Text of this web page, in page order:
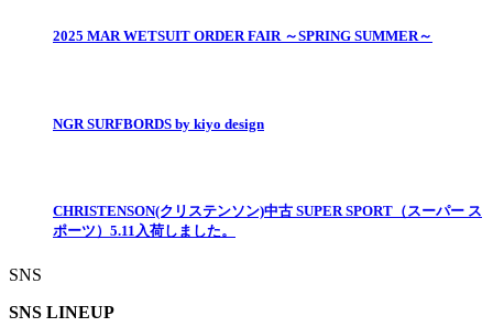
2025 MAR WETSUIT ORDER FAIR ～SPRING SUMMER～
NGR SURFBORDS by kiyo design
CHRISTENSON(クリステンソン)中古 SUPER SPORT（スーパー ス
ポーツ）5.11入荷しました。
SNS
SNS LINEUP